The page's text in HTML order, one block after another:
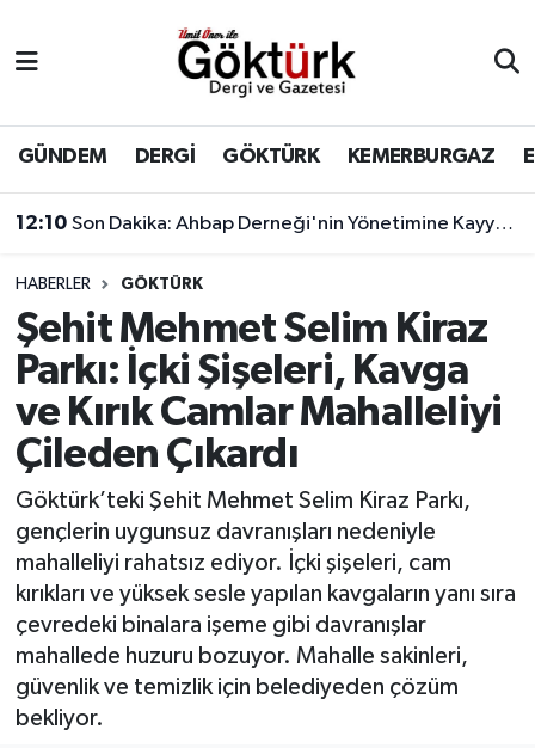
GÜNDEM DERGİ GÖKTÜRK KEMERBURGAZ
12:10 Son Dakika: Ahbap Derneği'nin Yönetimine Kayyum Atandı
HABERLER GÖKTÜRK
Şehit Mehmet Selim Kiraz
Parkı: İçki Şişeleri, Kavga
ve Kırık Camlar Mahalleliyi
Çileden Çıkardı
Göktürk’teki Şehit Mehmet Selim Kiraz Parkı,
gençlerin uygunsuz davranışları nedeniyle
mahalleliyi rahatsız ediyor. İçki şişeleri, cam
kırıkları ve yüksek sesle yapılan kavgaların yanı sıra
çevredeki binalara işeme gibi davranışlar
mahallede huzuru bozuyor. Mahalle sakinleri,
güvenlik ve temizlik için belediyeden çözüm
bekliyor.
BİLİM
DERGİ
DÜNYA
EĞİTİM
EKONOMİ
GÖKTÜRK
GÜNDEM
KEMERBURGAZ
KÜLTÜR - SANAT
MAGAZİN
Eyüpsultan Hava Durumu
Eyüpsultan Trafik Yoğunluk Haritası
Süper Lig Puan Durumu ve Fikstür
Tüm Manşetler
Son Dakika Haberleri
Haber Arşivi